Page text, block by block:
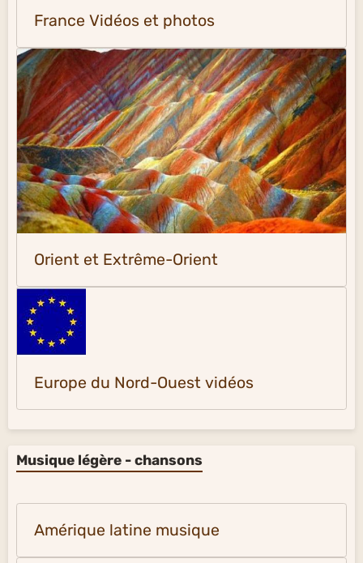
France Vidéos et photos
Orient et Extrême-Orient
Europe du Nord-Ouest vidéos
Musique légère - chansons
Amérique latine musique